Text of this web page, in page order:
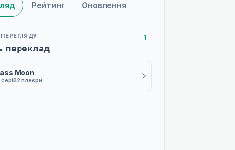
Рейтинг Оновлення
переклад
1
Moon
2 плеєри